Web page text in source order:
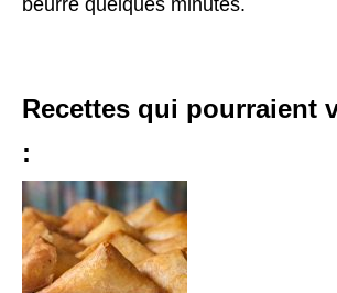
beurre quelques minutes.
Recettes qui pourraient
: